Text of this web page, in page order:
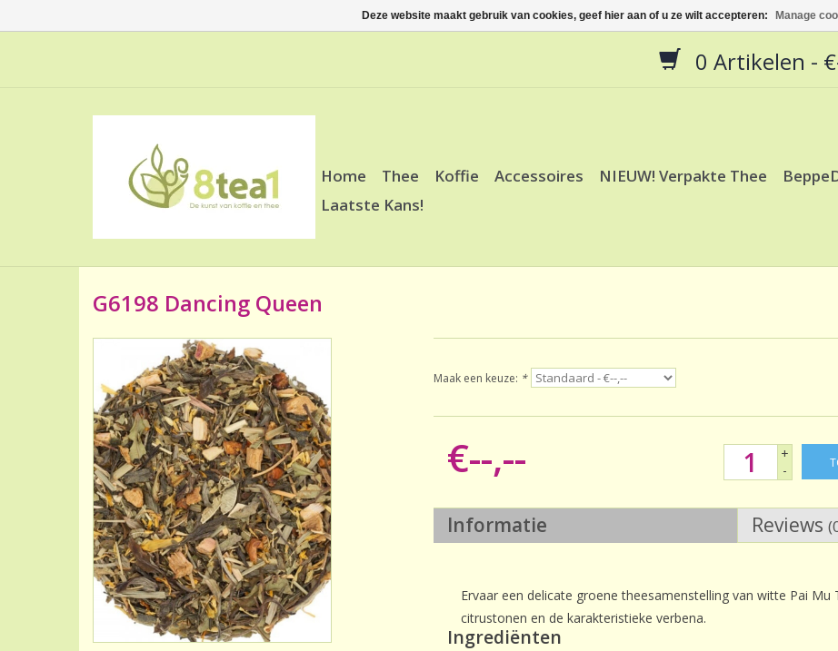
0 Artikelen -
Home Thee Koffie Accessoires NIEUW! Verpakte Thee
Laatste Kans!
G6198 Dancing Queen
Maak een keuze: *
€--,--
+
-
Informatie Reviews
Ervaar een delicate groene theesamenstelling van witte Pai
citrustonen en de karakteristieke verbena.
Ingrediënten
Deze website maakt gebruik van cookies, geef hier aan of u ze wilt accepteren: Manage